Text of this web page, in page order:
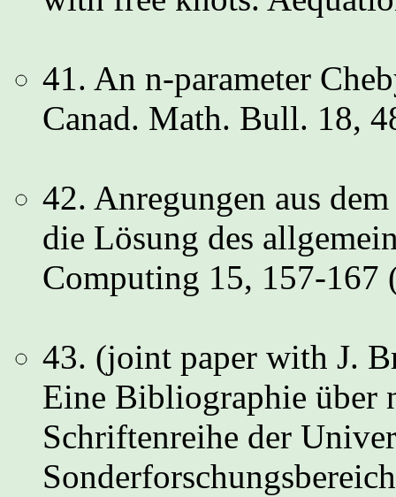
41. An n-parameter
Canad. Math. Bull. 18,
42. Anregungen aus
die Lösung des
Computing 15, 157-167
43. (joint paper with J.
Eine Bibliographie über
Schriftenreihe der